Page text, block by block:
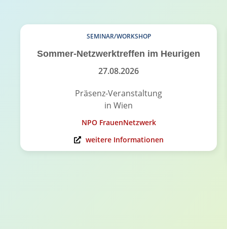
SEMINAR/WORKSHOP
Sommer-Netzwerktreffen im Heurigen
27.08.2026
Präsenz-Veranstaltung
in Wien
NPO FrauenNetzwerk
weitere Informationen